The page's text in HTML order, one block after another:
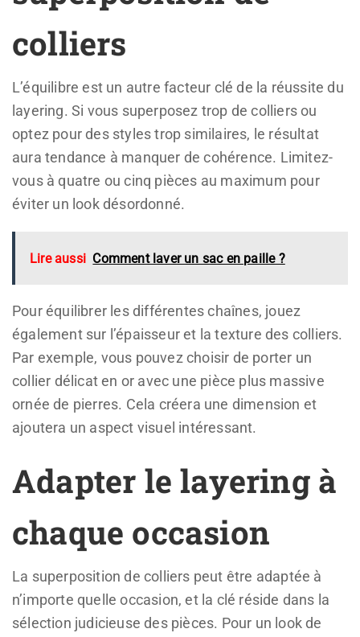
colliers
L’équilibre est un autre facteur clé de la réussite du
layering. Si vous superposez trop de colliers ou
optez pour des styles trop similaires, le résultat
aura tendance à manquer de cohérence. Limitez-
vous à quatre ou cinq pièces au maximum pour
éviter un look désordonné.
Lire aussi Comment laver un sac en paille ?
Pour équilibrer les différentes chaînes, jouez
également sur l’épaisseur et la texture des colliers.
Par exemple, vous pouvez choisir de porter un
collier délicat en or avec une pièce plus massive
ornée de pierres. Cela créera une dimension et
ajoutera un aspect visuel intéressant.
Adapter le layering à
chaque occasion
La superposition de colliers peut être adaptée à
n’importe quelle occasion, et la clé réside dans la
sélection judicieuse des pièces. Pour un look de